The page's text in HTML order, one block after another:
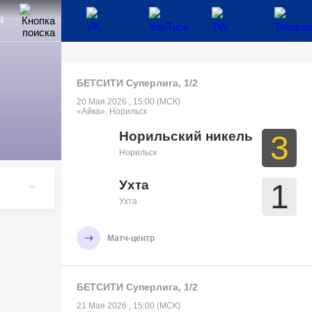
БЕТСИТИ Суперлига, 1/2
20 Мая 2026 , 15:00 (МСК)
«Айка». Норильск
Норильский никель
Норильск 3
Ухта
Ухта 1
Матч-центр
БЕТСИТИ Суперлига, 1/2
21 Мая 2026 , 15:00 (МСК)